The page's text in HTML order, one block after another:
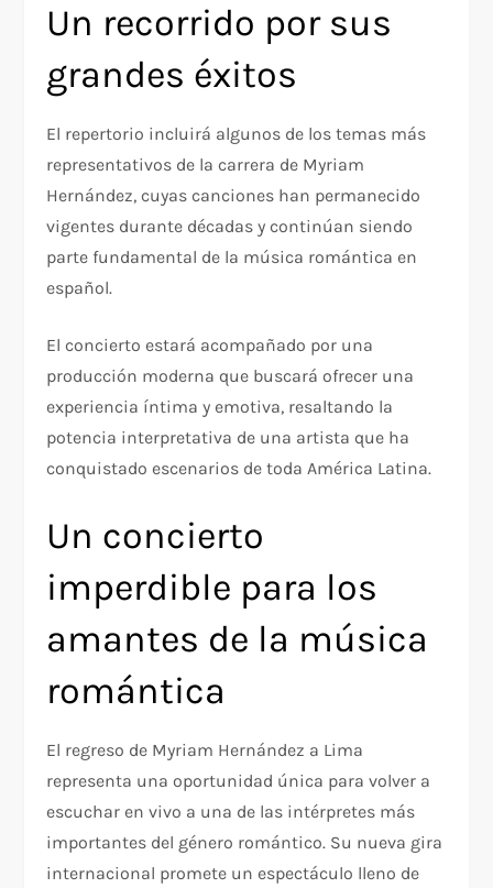
Un recorrido por sus
grandes éxitos
El repertorio incluirá algunos de los temas más
representativos de la carrera de Myriam
Hernández, cuyas canciones han permanecido
vigentes durante décadas y continúan siendo
parte fundamental de la música romántica en
español.
El concierto estará acompañado por una
producción moderna que buscará ofrecer una
experiencia íntima y emotiva, resaltando la
potencia interpretativa de una artista que ha
conquistado escenarios de toda América Latina.
Un concierto
imperdible para los
amantes de la música
romántica
El regreso de Myriam Hernández a Lima
representa una oportunidad única para volver a
escuchar en vivo a una de las intérpretes más
importantes del género romántico. Su nueva gira
internacional promete un espectáculo lleno de